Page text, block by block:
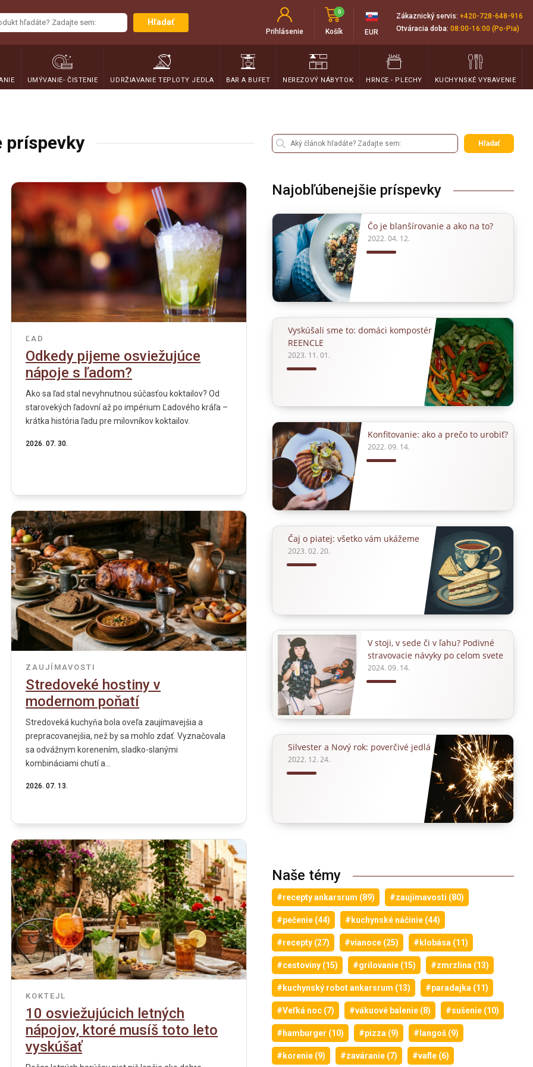
Hľadať
Prihlásenie Košík
0
EUR
Zákaznický servis: +420-728-648-916
Otváracia doba: 08:00-16:00 (Po-Pia)
UMÝVANIE- ČISTENIE UDRŽIAVANIE TEPLOTY JEDLA BAR A BUFET NEREZOVÝ NÁBYTOK HRNCE - PLECHY KUCHYNSKÉ VYBAVENIE
príspevky
ĽAD
Odkedy pijeme osviežujúce
nápoje s ľadom?
Ako sa ľad stal nevyhnutnou súčasťou koktailov? Od
starovekých ľadovní až po impérium Ľadového kráľa –
krátka história ľadu pre milovníkov koktailov.
2026. 07. 30.
ZAUJÍMAVOSTI
Stredoveké hostiny v
modernom poňatí
Stredoveká kuchyňa bola oveľa zaujímavejšia a
prepracovanejšia, než by sa mohlo zdať. Vyznačovala
sa odvážnym korenením, sladko-slanými
kombináciami chutí a...
2026. 07. 13.
KOKTEJL
10 osviežujúcich letných
nápojov, ktoré musíš toto leto
vyskúšať
Hľadať
Najobľúbenejšie príspevky
Čo je blanšírovanie a ako na to?
2022. 04. 12.
Vyskúšali sme to: domáci kompostér
REENCLE
2023. 11. 01.
Konfitovanie: ako a prečo to urobiť?
2022. 09. 14.
Čaj o piatej: všetko vám ukážeme
2023. 02. 20.
V stoji, v sede či v ľahu? Podivné
stravovacie návyky po celom svete
2024. 09. 14.
Silvester a Nový rok: poverčivé jedlá
2022. 12. 24.
Naše témy
#recepty ankarsrum (89) #zaujímavosti (80)
#pečenie (44) #kuchynské náčinie (44)
#recepty (27) #vianoce (25) #klobása (11)
#cestoviny (15) #grilovanie (15) #zmrzlina (13)
#kuchynský robot ankarsrum (13) #paradajka (11)
#Veľká noc (7) #vákuové balenie (8) #sušenie (10)
#hamburger (10) #pizza (9) #langoš (9)
#korenie (9) #zaváranie (7) #vafle (6)